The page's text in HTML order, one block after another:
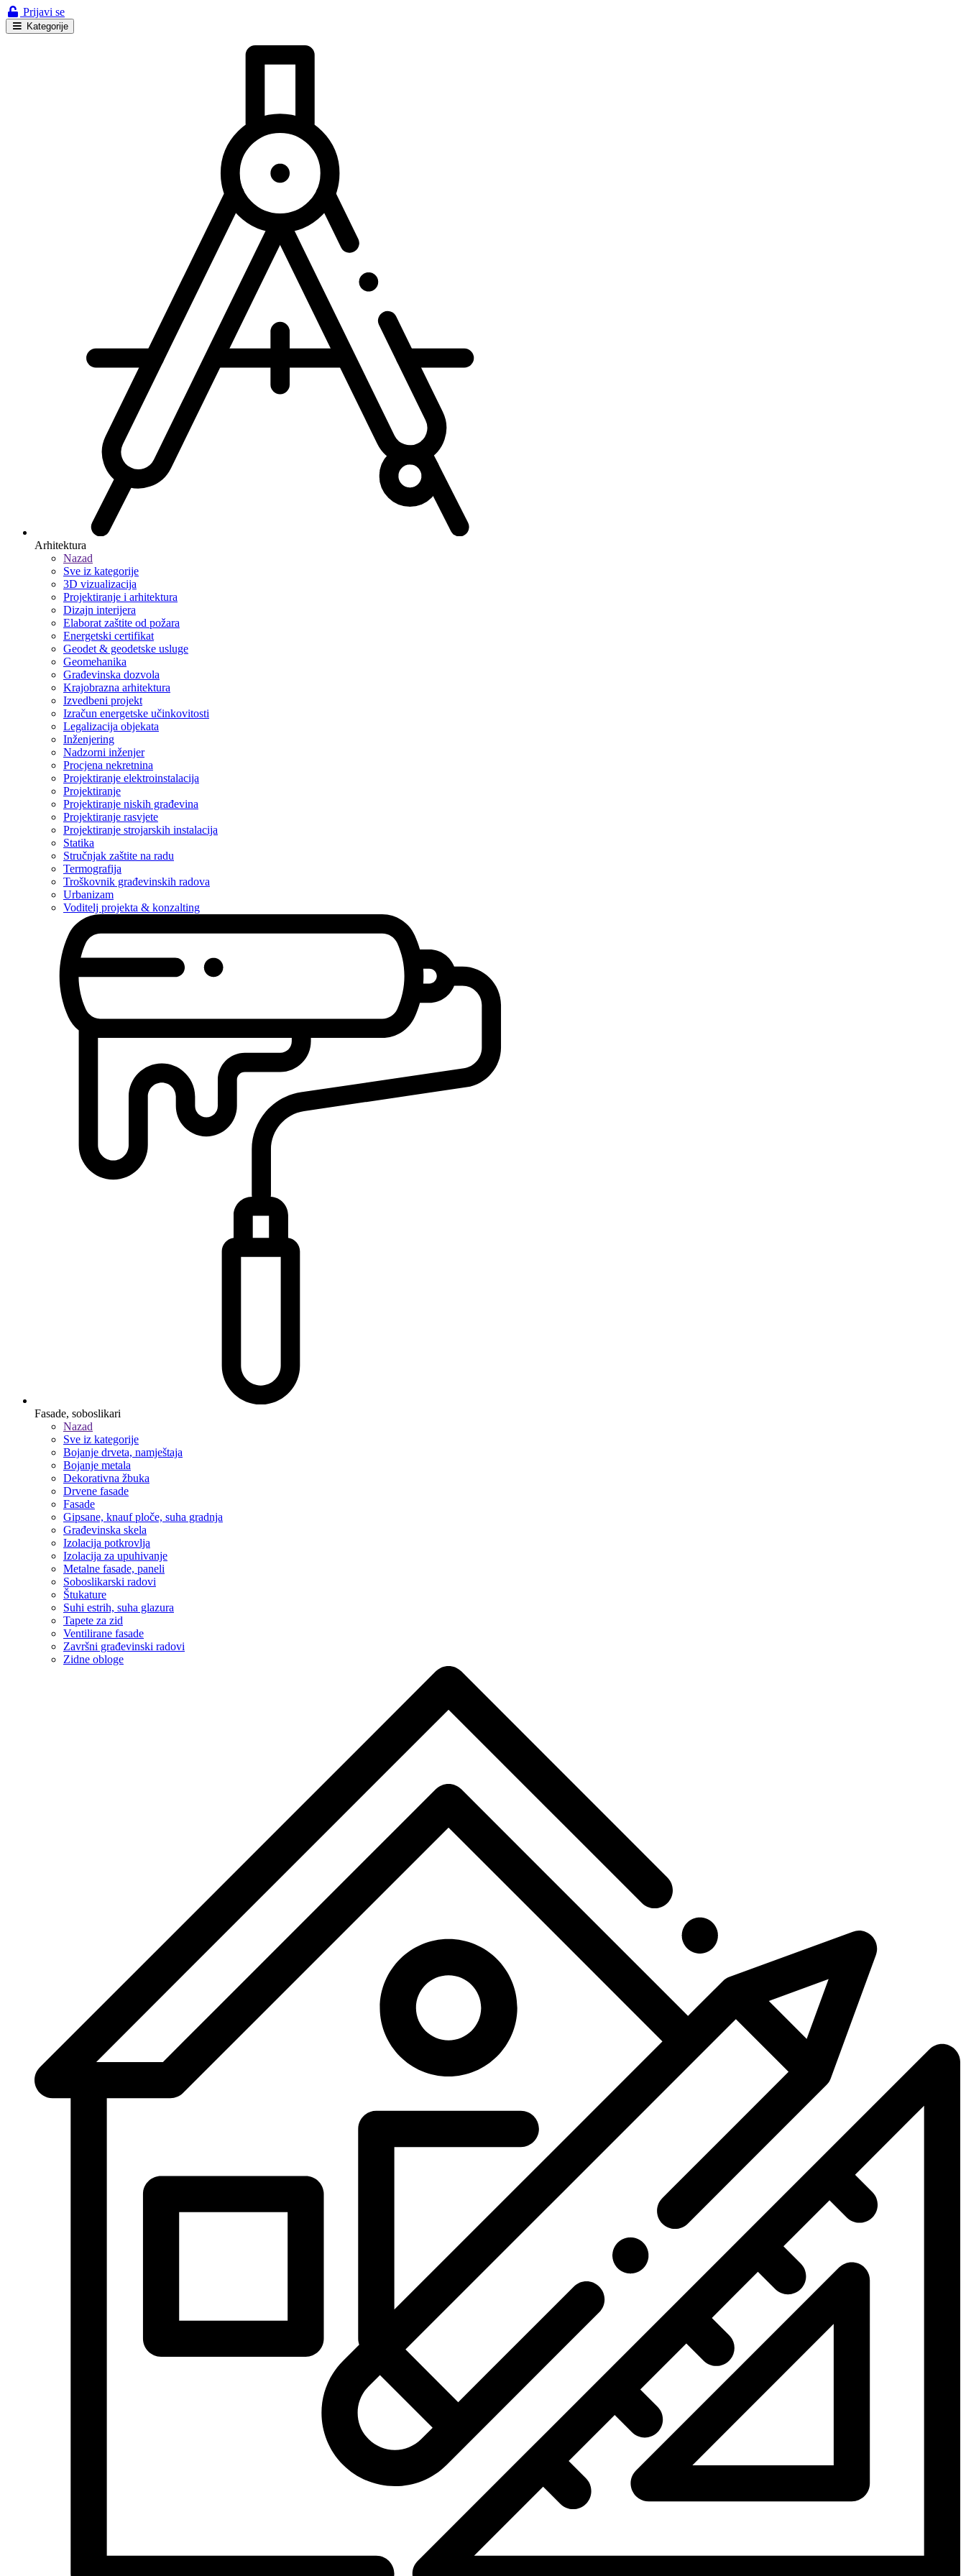
Prijavi se
Kategorije
Arhitektura
Nazad
Sve iz kategorije
3D vizualizacija
Projektiranje i arhitektura
Dizajn interijera
Elaborat zaštite od požara
Energetski certifikat
Geodet & geodetske usluge
Geomehanika
Građevinska dozvola
Krajobrazna arhitektura
Izvedbeni projekt
Izračun energetske učinkovitosti
Legalizacija objekata
Inženjering
Nadzorni inženjer
Procjena nekretnina
Projektiranje elektroinstalacija
Projektiranje
Projektiranje niskih građevina
Projektiranje rasvjete
Projektiranje strojarskih instalacija
Statika
Stručnjak zaštite na radu
Termografija
Troškovnik građevinskih radova
Urbanizam
Voditelj projekta & konzalting
Fasade, soboslikari
Nazad
Sve iz kategorije
Bojanje drveta, namještaja
Bojanje metala
Dekorativna žbuka
Drvene fasade
Fasade
Gipsane, knauf ploče, suha gradnja
Građevinska skela
Izolacija potkrovlja
Izolacija za upuhivanje
Metalne fasade, paneli
Soboslikarski radovi
Štukature
Suhi estrih, suha glazura
Tapete za zid
Ventilirane fasade
Završni građevinski radovi
Zidne obloge